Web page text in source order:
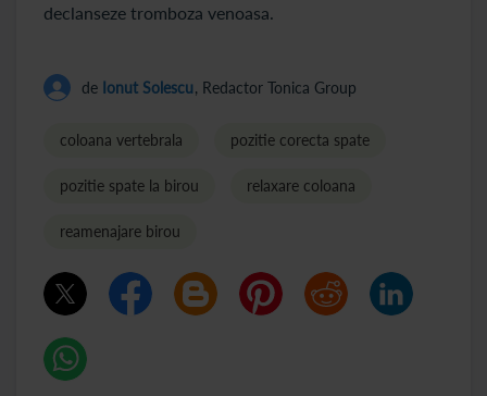
declanseze tromboza venoasa.
de Ionut Solescu, Redactor Tonica Group
coloana vertebrala pozitie corecta spate
pozitie spate la birou relaxare coloana
reamenajare birou